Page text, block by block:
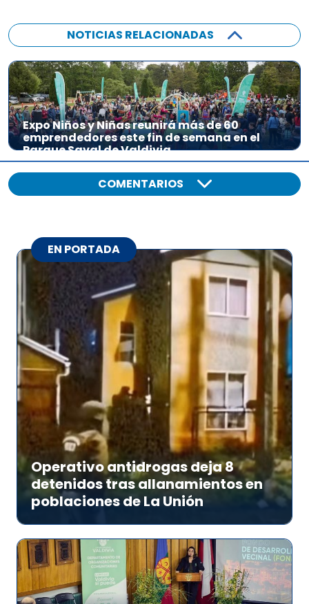
NOTICIAS RELACIONADAS
Expo Niños y Niñas reunirá más de 60
emprendedores este fin de semana en el
Parque Saval de Valdivia
COMENTARIOS
EN PORTADA
Operativo antidrogas deja 8
detenidos tras allanamientos en
poblaciones de La Unión